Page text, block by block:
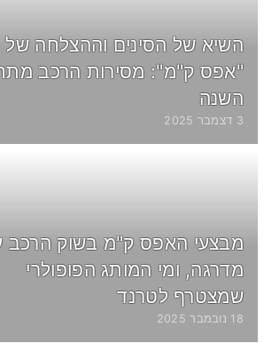
השיא של הסינים וההצלחה של
"אפס ק"מ": מסירות הרכב
השנה
3 דצמבר 2025
מבצעי האפס ק"מ בשוק הרכב
מדרגה, ומי המותג הפופולרי
שמצטרף לטרנד
18 נובמבר 2025